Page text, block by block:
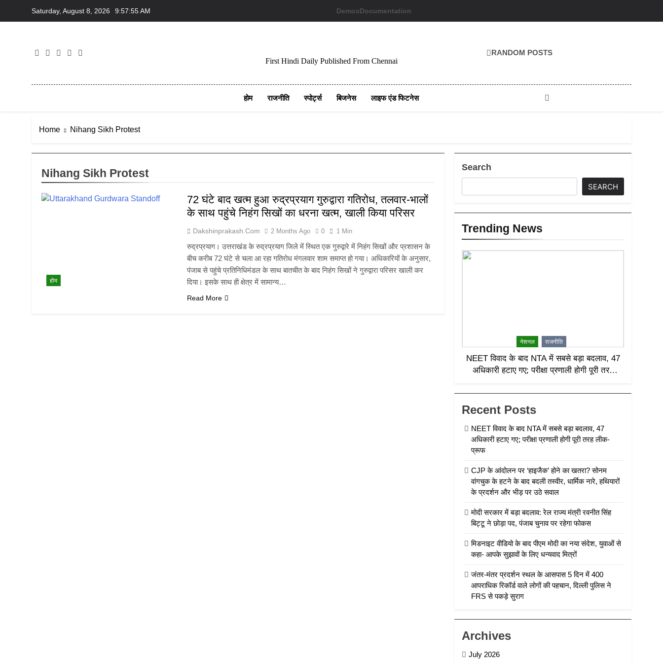
Saturday, August 8, 2026 9:57:55 AM DemosDocumentation
First Hindi Daily Published From Chennai
RANDOM POSTS
होम राजनीति स्पोर्ट्स बिजनेस लाइफ एंड फिटनेस
Home Nihang Sikh Protest
Nihang Sikh Protest
होम
72 घंटे बाद खत्म हुआ रुद्रप्रयाग गुरुद्वारा गतिरोध, तलवार-भालों
के साथ पहुंचे निहंग सिखों का धरना खत्म, खाली किया परिसर
Dakshinprakash.com 2 Months Ago 0 1 Min
रुद्रप्रयाग। उत्तराखंड के रुद्रप्रयाग जिले में स्थित एक गुरुद्वारे में निहंग सिखों और प्रशासन के
बीच करीब 72 घंटे से चला आ रहा गतिरोध मंगलवार शाम समाप्त हो गया। अधिकारियों के अनुसार,
पंजाब से पहुंचे प्रतिनिधिमंडल के साथ बातचीत के बाद निहंग सिखों ने गुरुद्वारा परिसर खाली कर
दिया। इसके साथ ही क्षेत्र में सामान्य…
Read More
Search
SEARCH
Trending News
नेशनल राजनीति
NEET विवाद के बाद NTA में सबसे बड़ा बदलाव, 47
अधिकारी हटाए गए; परीक्षा प्रणाली होगी पूरी तरह
Recent Posts
NEET विवाद के बाद NTA में सबसे बड़ा बदलाव, 47
अधिकारी हटाए गए; परीक्षा प्रणाली होगी पूरी तरह लीक-
प्रूफ
CJP के आंदोलन पर ‘हाइजैक’ होने का खतरा? सोनम
वांगचुक के हटने के बाद बदली तस्वीर, धार्मिक नारे, हथियारों
के प्रदर्शन और भीड़ पर उठे सवाल
मोदी सरकार में बड़ा बदलाव: रेल राज्य मंत्री रवनीत सिंह
बिट्टू ने छोड़ा पद, पंजाब चुनाव पर रहेगा फोकस
मिडनाइट वीडियो के बाद पीएम मोदी का नया संदेश, युवाओं से
कहा- आपके सुझावों के लिए धन्यवाद मित्रों
जंतर-मंतर प्रदर्शन स्थल के आसपास 5 दिन में 400
आपराधिक रिकॉर्ड वाले लोगों की पहचान, दिल्ली पुलिस ने
FRS से पकड़े सुराग
Archives
July 2026